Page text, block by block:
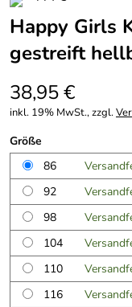
Happy Girls
gestreift
38,95 €
inkl. 19% MwSt., zzgl.
Größe
86
92
98
104
110
116